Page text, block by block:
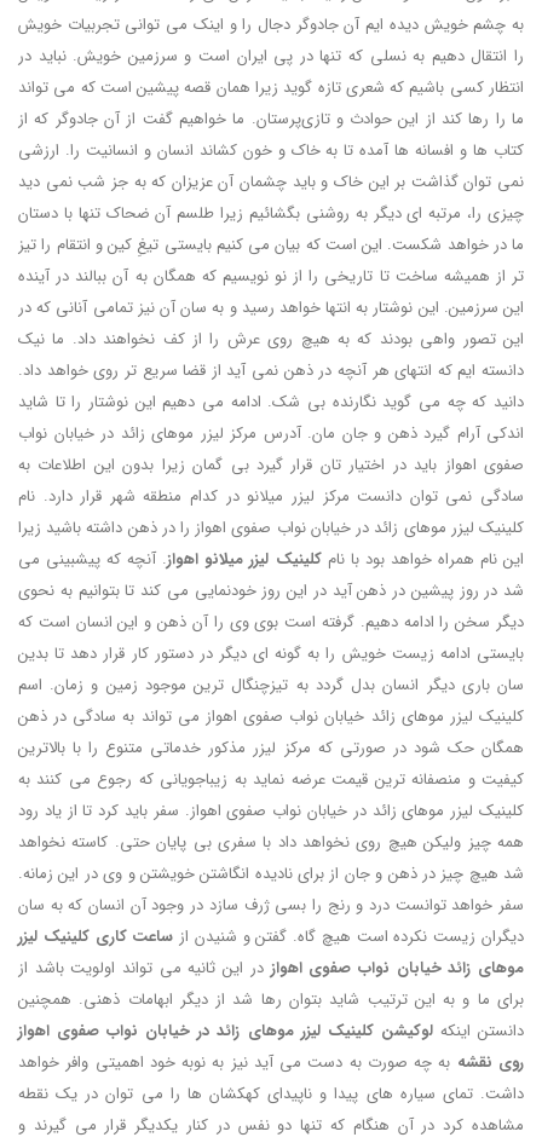
به چشم خویش دیده ایم آن جادوگر دجال را و اینک می توانی تجربیات خویش
را انتقال دهیم به نسلی که تنها در پی ایران است و سرزمین خویش. نباید در
انتظار کسی باشیم که شعری تازه گوید زیرا همان قصه پیشین است که می تواند
ما را رها کند از این حوادث و تازی‌پرستان. ما خواهیم گفت از آن جادوگر که از
کتاب ها و افسانه ها آمده تا به خاک و خون کشاند انسان و انسانیت را. ارزشی
نمی توان گذاشت بر این خاک و باید چشمان آن عزیزان که به جز شب نمی دید
چیزی را، مرتبه ای دیگر به روشنی بگشائیم زیرا طلسم آن ضحاک تنها با دستان
ما در خواهد شکست. این است که بیان می کنیم بایستی تیغِ کین و انتقام را تیز
تر از همیشه ساخت تا تاریخی را از نو نویسیم که همگان به آن ببالند در آینده
این سرزمین. این نوشتار به انتها خواهد رسید و به سان آن نیز تمامی آنانی که در
این تصور واهی بودند که به هیچ روی عرش را از کف نخواهند داد. ما نیک
دانسته ایم که انتهای هر آنچه در ذهن نمی آید از قضا سریع تر روی خواهد داد.
دانید که چه می گوید نگارنده بی شک. ادامه می دهیم این نوشتار را تا شاید
اندکی آرام گیرد ذهن و جان مان. آدرس مرکز لیزر موهای زائد در خیابان نواب
صفوی اهواز باید در اختیار تان قرار گیرد بی گمان زیرا بدون این اطلاعات به
سادگی نمی توان دانست مرکز لیزر میلانو در کدام منطقه شهر قرار دارد. نام
کلینیک لیزر موهای زائد در خیابان نواب صفوی اهواز را در ذهن داشته باشید زیرا
این نام همراه خواهد بود با نامکلینیک لیزر میلانو اهواز. آنچه که پیشبینی می
شد در روز پیشین در ذهن آید در این روز خودنمایی می کند تا بتوانیم به نحوی
دیگر سخن را ادامه دهیم. گرفته است بوی وی را آن ذهن و این انسان است که
بایستی ادامه زیست خویش را به گونه ای دیگر در دستور کار قرار دهد تا بدین
سان باری دیگر انسان بدل گردد به تیزچنگال ترین موجود زمین و زمان. اسم
کلینیک لیزر موهای زائد خیابان نواب صفوی اهواز می تواند به سادگی در ذهن
همگان حک شود در صورتی که مرکز لیزر مذکور خدماتی متنوع را با بالاترین
کیفیت و منصفانه ترین قیمت عرضه نماید به زیباجویانی که رجوع می کنند به
کلینیک لیزر موهای زائد در خیابان نواب صفوی اهواز. سفر باید کرد تا از یاد رود
همه چیز ولیکن هیچ روی نخواهد داد با سفری بی پایان حتی. کاسته نخواهد
شد هیچ چیز در ذهن و جان از برای نادیده انگاشتن خویشتن و وی در این زمانه.
سفر خواهد توانست درد و رنج را بسی ژرف سازد در وجود آن انسان که به سان
دیگران زیست نکرده است هیچ گاه. گفتن و شنیدن از ساعت کاری کلینیک لیزر
موهای زائد خیابان نواب صفوی اهواز در این ثانیه می تواند اولویت باشد از
برای ما و به این ترتیب شاید بتوان رها شد از دیگر ابهامات ذهنی. همچنین
دانستن اینکهلوکیشن کلینیک لیزر موهای زائد در خیابان نواب صفوی اهواز
روی نقشه به چه صورت به دست می آید نیز به نوبه خود اهمیتی وافر خواهد
داشت. تمای سیاره های پیدا و ناپیدای کهکشان ها را می توان در یک نقطه
مشاهده کرد در آن هنگام که تنها دو نفس در کنار یکدیگر قرار می گیرند و